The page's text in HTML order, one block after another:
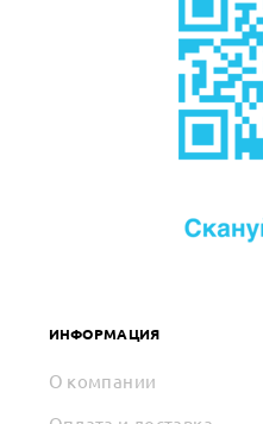
ИНФОРМАЦИЯ
О компании